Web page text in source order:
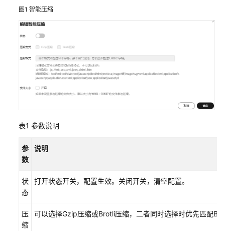
CDN
通
CDN
加
域
名
自
定
域
名
图1 智能压缩
表1 参数说明
参
数
说明
状
态
打开状态开关，配置生效。关闭开关，清空配置。
压
缩
可以选择Gzip压缩或Brotli压缩，二者同时选择时优先匹配